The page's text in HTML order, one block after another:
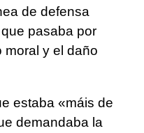
de defensa
pasaba por
moral y el daño
estaba «máis de
demandaba la